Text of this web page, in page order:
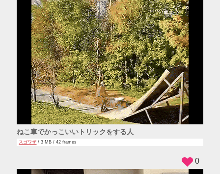
ねこ車でかっこいいトリックをする人
スゴワザ / 3 MB / 42 frames
0